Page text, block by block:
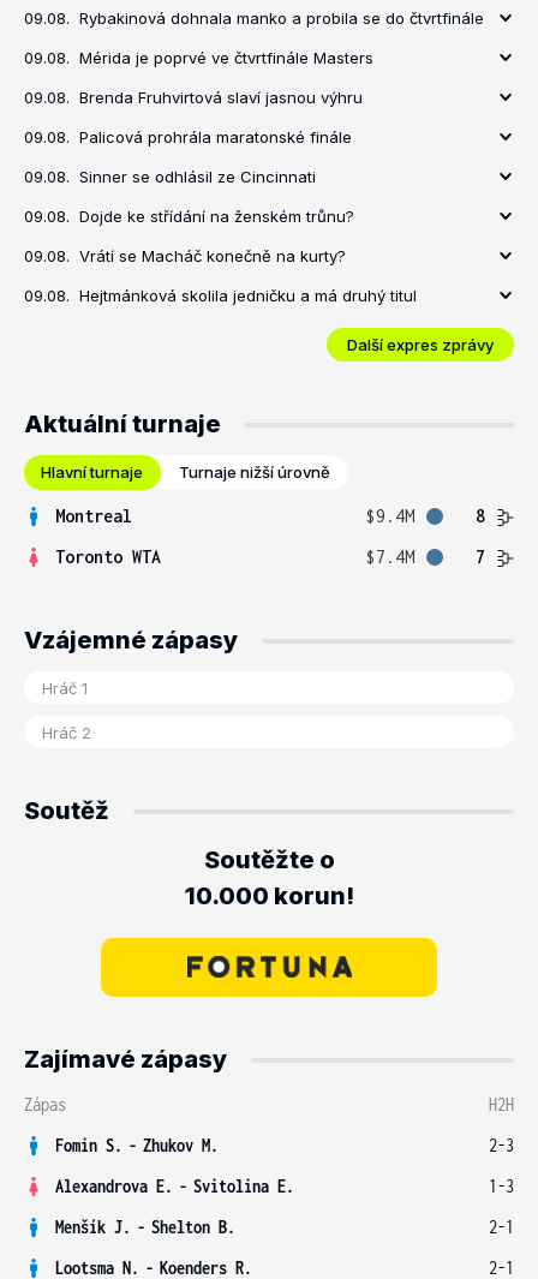
09.08. Rybakinová dohnala manko a probila se do čtvrtfinále
09.08. Mérida je poprvé ve čtvrtfinále Masters
09.08. Brenda Fruhvirtová slaví jasnou výhru
09.08. Palicová prohrála maratonské finále
09.08. Sinner se odhlásil ze Cincinnati
09.08. Dojde ke střídání na ženském trůnu?
09.08. Vrátí se Macháč konečně na kurty?
09.08. Hejtmánková skolila jedničku a má druhý titul
Další expres zprávy
Aktuální turnaje
Hlavní turnaje Turnaje nižší úrovně
Montreal $9.4M
8
Toronto WTA
$7.4M 7
Vzájemné zápasy
Soutěž
Soutěžte o
10.000 korun!
Zajímavé zápasy
Zápas
H2H
Fomin S. - Zhukov M.
2-3
Alexandrova E. - Svitolina E.
1-3
Menšík J. - Shelton B.
2-1
Lootsma N. - Koenders R.
2-1